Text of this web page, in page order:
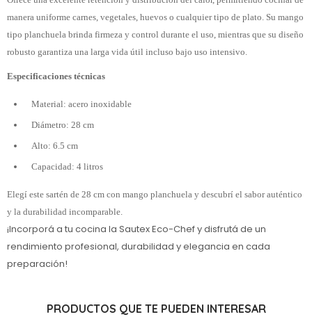
manera uniforme carnes, vegetales, huevos o cualquier tipo de plato. Su mango
tipo planchuela brinda firmeza y control durante el uso, mientras que su diseño
robusto garantiza una larga vida útil incluso bajo uso intensivo.
Especificaciones técnicas
Material: acero inoxidable
Diámetro: 28 cm
Alto: 6.5 cm
Capacidad: 4 litros
Elegí este sartén de 28 cm con mango planchuela y descubrí el sabor auténtico
y la durabilidad incomparable.
¡Incorporá a tu cocina la Sautex Eco-Chef y disfrutá de un
rendimiento profesional, durabilidad y elegancia en cada
preparación!
PRODUCTOS QUE TE PUEDEN INTERESAR